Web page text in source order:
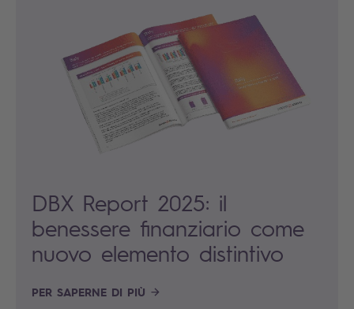
DBX Report 2025: il
benessere finanziario come
nuovo elemento distintivo
PER SAPERNE DI PIÙ